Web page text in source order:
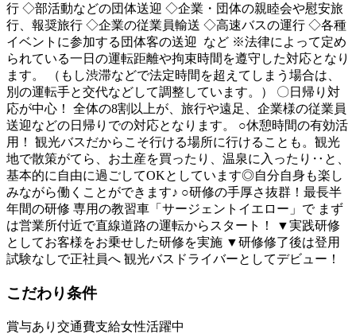
行 ◇部活動などの団体送迎 ◇企業・団体の親睦会や慰安旅
行、報奨旅行 ◇企業の従業員輸送 ◇高速バスの運行 ◇各種
イベントに参加する団体客の送迎 など ※法律によって定め
られている一日の運転距離や拘束時間を遵守した対応となり
ます。 （もし渋滞などで法定時間を超えてしまう場合は、
別の運転手と交代などして調整しています。） 〇日帰り対
応が中心！ 全体の8割以上が、旅行や遠足、企業様の従業員
送迎などの日帰りでの対応となります。 ○休憩時間の有効活
用！ 観光バスだからこそ行ける場所に行けることも。観光
地で散策がてら、お土産を買ったり、温泉に入ったり‥と、
基本的に自由に過ごしてOKとしています◎自分自身も楽し
みながら働くことができます♪ ○研修の手厚さ抜群！最長半
年間の研修 専用の教習車「サージェントイエロー」で まず
は営業所付近で直線道路の運転からスタート！ ▼実践研修
としてお客様をお乗せした研修を実施 ▼研修修了後は登用
試験なしで正社員へ 観光バスドライバーとしてデビュー！
こだわり条件
賞与あり 交通費支給女性活躍中